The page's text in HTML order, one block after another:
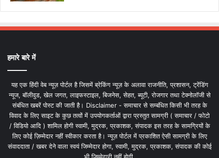
हमारे बारे में
यह एक हिंदी वेब न्यूज़ पोर्टल है जिसमें ब्रेकिंग न्यूज़ के अलावा राजनीति, प्रशासन, ट्रेंडिंग
न्यूज, बॉलीवुड, खेल जगत, लाइफस्टाइल, बिजनेस, सेहत, ब्यूटी, रोजगार तथा टेक्नोलॉजी से
संबंधित खबरें पोस्ट की जाती है। Disclaimer - समाचार से सम्बंधित किसी भी तरह के
विवाद के लिए साइट के कुछ तत्वों में उपयोगकर्ताओं द्वारा प्रस्तुत सामग्री ( समाचार / फोटो
/ विडियो आदि ) शामिल होगी स्वामी, मुद्रक, प्रकाशक, संपादक इस तरह के सामग्रियों के
लिए कोई ज़िम्मेदार नहीं स्वीकार करता है। न्यूज़ पोर्टल में प्रकाशित ऐसी सामग्री के लिए
संवाददाता / खबर देने वाला स्वयं जिम्मेदार होगा, स्वामी, मुद्रक, प्रकाशक, संपादक की कोई